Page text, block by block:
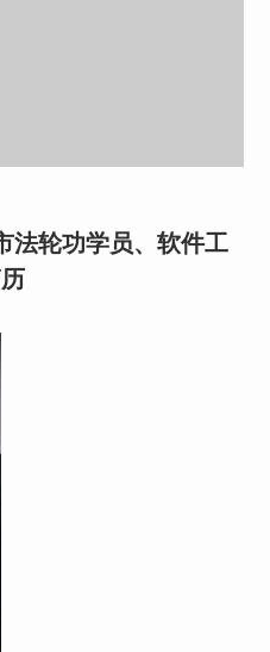
法轮功学员、软件工